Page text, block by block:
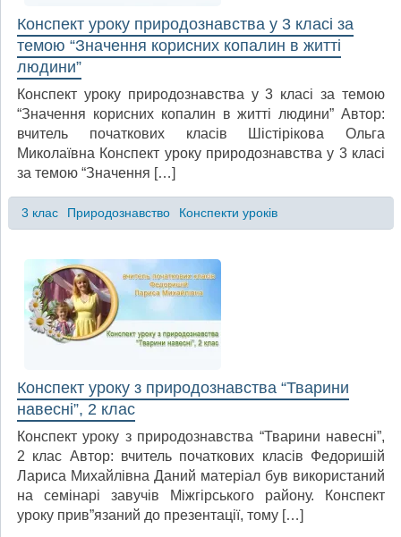
Конспект уроку природознавства у 3 класі за
темою “Значення корисних копалин в житті
людини”
Конспект уроку природознавства у 3 класі за темою
“Значення корисних копалин в житті людини” Автор:
вчитель початкових класів Шістірікова Ольга
Миколаївна Конспект уроку природознавства у 3 класі
за темою “Значення […]
3 клас Природознавство Конспекти уроків
Конспект уроку з природознавства “Тварини
навесні”, 2 клас
Конспект уроку з природознавства “Тварини навесні”,
2 клас Автор: вчитель початкових класів Федоришій
Лариса Михайлівна Даний матеріал був використаний
на семінарі завучів Міжгірського району. Конспект
уроку прив”язаний до презентації, тому […]